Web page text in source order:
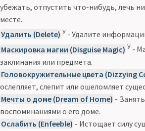
убежать, отпустить что-нибудь, лечь
месте.
Удалить (Delete) У - Удалите
Маскировка магии (Disguise Magic) У -
заклинания или предмета.
Головокружительные цвета (Dizzying
ослепляет, слепит или ошеломляет
Мечты о доме (Dream of Home) -
воспоминаниями о его доме.
Ослабить (Enfeeble) - Истощает силу